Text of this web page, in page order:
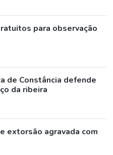
para observação
de Constância defende
da ribeira
extorsão agravada com